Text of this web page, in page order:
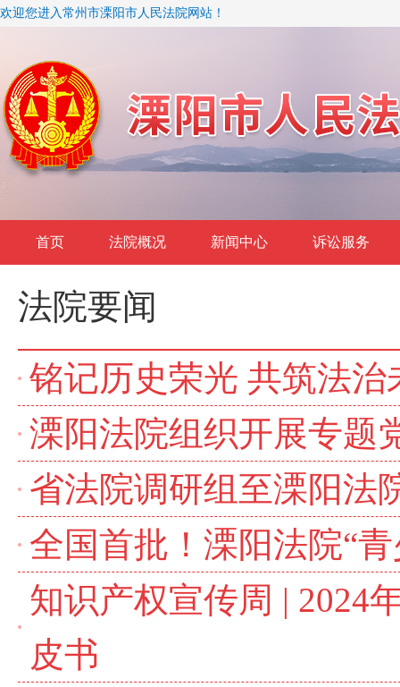
欢迎您进入常州市溧阳市人民法院网站！
首页 法院概况 新闻中心 诉讼服务
法院要闻
铭记历史荣光 共筑法
溧阳法院组织开展专题
省法院调研组至溧阳法
全国首批！溧阳法院“
知识产权宣传周 | 2024
皮书